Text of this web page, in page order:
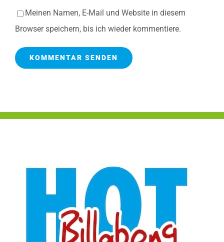
Meinen Namen, E-Mail und Website in diesem
Browser speichern, bis ich wieder kommentiere.